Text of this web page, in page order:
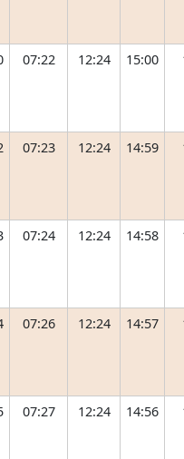
07:22 12:24 15:00
07:23 12:24 14:59
07:24 12:24 14:58
07:26 12:24 14:57
07:27 12:24 14:56